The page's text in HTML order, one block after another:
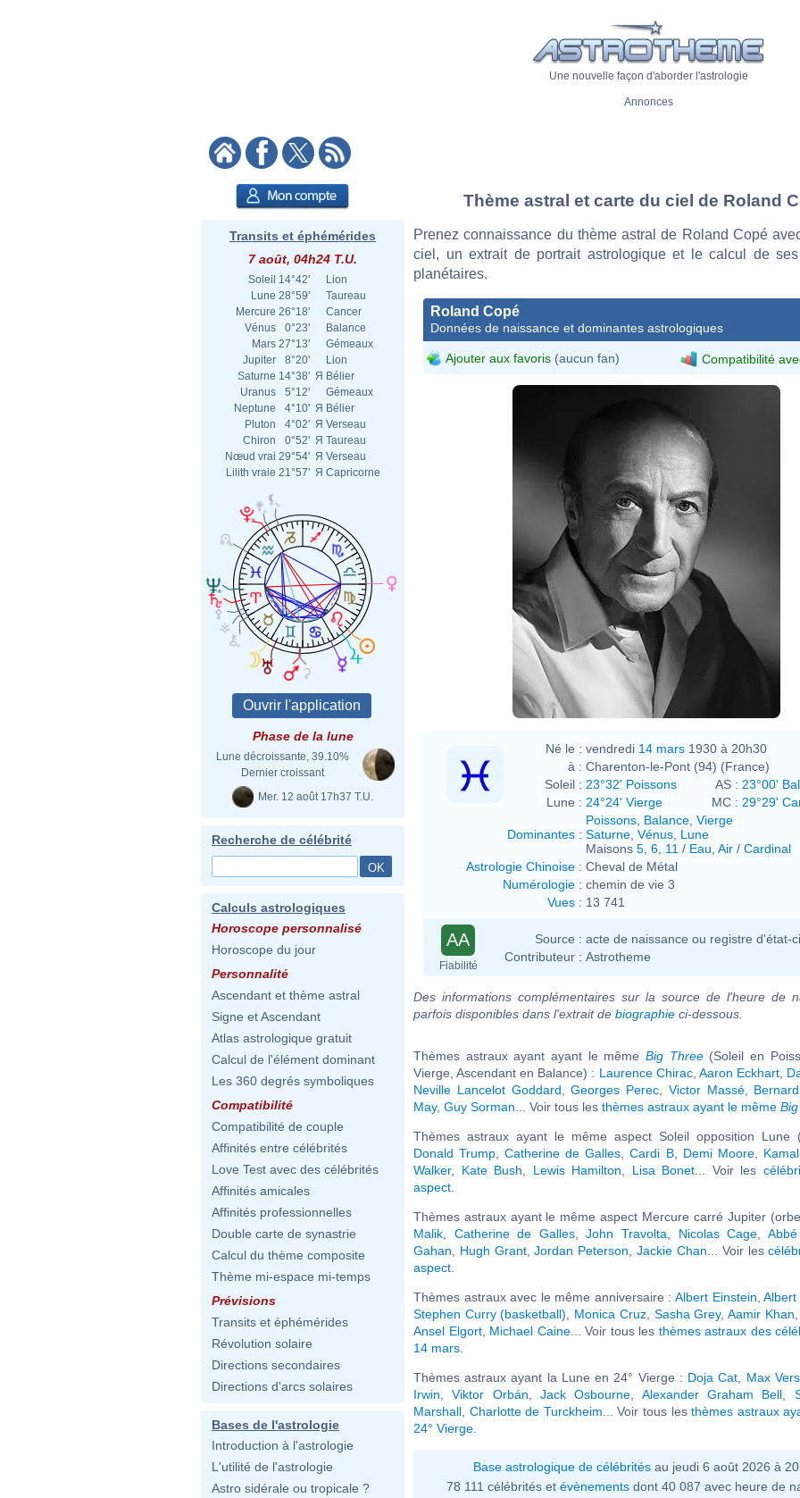
Une nouvelle façon d'aborder l'astrologie
Annonces
Transits et éphémérides
7 août, 04h24 T.U.
Soleil 14°42'
Lion
Lune 28°59'
Taureau
Mercure 26°18'
Cancer
Vénus
0°23'
Balance
Mars 27°13'
Gémeaux
Jupiter
8°20'
Lion
Saturne 14°38' Я Bélier
Uranus
5°12'
Gémeaux
Neptune
4°10' Я Bélier
Pluton
4°02' Я Verseau
Chiron
0°52' Я Taureau
Nœud vrai 29°54' Я Verseau
Lilith vraie 21°57' Я Capricorne
Phase de la lune
Lune décroissante, 39.10%
Dernier croissant
Mer. 12 août 17h37 T.U.
Recherche de célébrité
Calculs astrologiques
Horoscope personnalisé
Horoscope du jour
Personnalité
Ascendant et thème astral
Signe et Ascendant
Atlas astrologique gratuit
Calcul de l'élément dominant
Les 360 degrés symboliques
Compatibilité
Compatibilité de couple
Affinités entre célébrités
Love Test avec des célébrités
Affinités amicales
Affinités professionnelles
Double carte de synastrie
Calcul du thème composite
Thème mi-espace mi-temps
Prévisions
Transits et éphémérides
Révolution solaire
Directions secondaires
Directions d'arcs solaires
Bases de l'astrologie
Introduction à l'astrologie
L'utilité de l'astrologie
Astro sidérale ou tropicale ?
Thème astral et carte du ciel de Roland
Prenez connaissance du thème astral de Roland Copé
ciel, un extrait de portrait astrologique et le calcul de
planétaires.
Roland Copé
Données de naissance et dominantes astrologiques
Ajouter aux favoris (aucun fan) Compatibilité
Studio Harcourt
Né le : vendredi 14 mars 1930 à 20h30
à : Charenton-le-Pont (94) (France)
Soleil : 23°32' Poissons AS : 23°00'
Lune : 24°24' Vierge MC : 29°29'
Dominantes :
Poissons Balance Vierge
Saturne Vénus Lune
Maisons 5 6 11 / Eau Air / Cardinal
Astrologie Chinoise : Cheval de Métal
Numérologie : chemin de vie 3
Vues : 13 741
AA
Fiabilité
Source : acte de naissance ou registre d'état-
Contributeur : Astrotheme
Des informations complémentaires sur la source de l'heure de
parfois disponibles dans l'extrait de biographie ci-dessous.
Thèmes astraux ayant ayant le même Big Three(Soleil en
Vierge, Ascendant en Balance) : Laurence Chirac, Aaron Eckhart,
Neville Lancelot Goddard ,Georges Perec Victor Massé,
May, Guy Sorman ... Voir tous les thèmes astraux ayant le même
Thèmes astraux ayant le même aspect Soleil opposition Lune
Donald Trump ,Catherine de Galles ,Cardi B, Demi Moore,
Walker, Kate Bush Lewis Hamilton Lisa Bonet ... Voir les
aspect
Thèmes astraux ayant le même aspect Mercure carré Jupiter
Malik
Catherine de Galles,John Travolta Nicolas Cage
Gahan
Hugh Grant,Jordan Peterson ,Jackie Chan ... Voir les
aspect
Thèmes astraux avec le même anniversaire :Albert Einstein ,
Stephen Curry (basketball)
Monica Cruz, Sasha Grey, Aamir Khan
Ansel Elgort, Michael Caine... Voir tous les thèmes astraux des
14 mars
Thèmes astraux ayant la Lune en 24° Vierge : Doja Cat
Max
Irwin ,Viktor Orbán ,Jack Osbourne Alexander Graham Bell
Marshall Charlotte de Turckheim ... Voir tous lesthèmes astraux
24° Vierge
Base astrologique de célébritésau jeudi 6 août 2026 à
78 111 célébrités et évènements dont 40 087 avec heure de